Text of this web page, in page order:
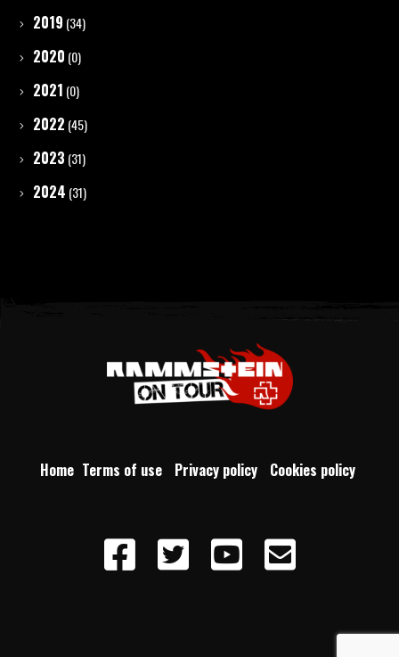
2019 (34)
2020 (0)
2021 (0)
2022 (45)
2023 (31)
2024 (31)
Home Terms of use Privacy policy Cookies policy